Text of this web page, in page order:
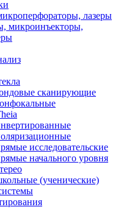
лазеры
микроинъекторы,
сканирующие
исследовательские
начального уровня
(ученические)